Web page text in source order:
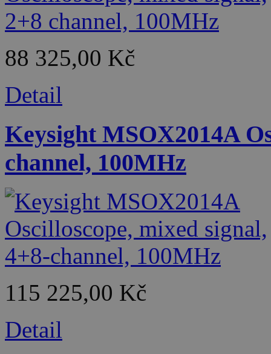
88 325,00 Kč
Detail
Keysight MSOX2014A
channel, 100MHz
115 225,00 Kč
Detail